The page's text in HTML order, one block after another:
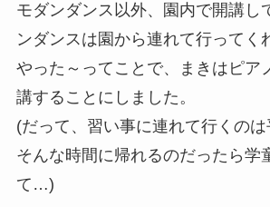
モダンダンス以外、園内で開講し
ンダンスは園から連れて行ってく
やった～ってことで、まきはピア
講することにしました。
(だって、習い事に連れて行くの
そんな時間に帰れるのだったら学
て…)